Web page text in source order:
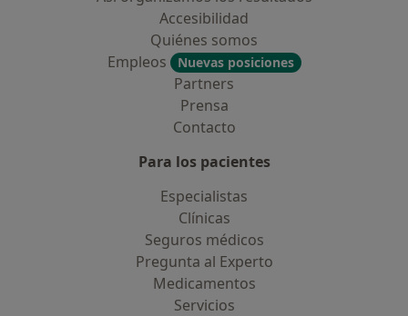
Accesibilidad
Quiénes somos
Empleos
Nuevas posiciones
Partners
Prensa
Contacto
Para los pacientes
Especialistas
Clínicas
Seguros médicos
Pregunta al Experto
Medicamentos
Servicios